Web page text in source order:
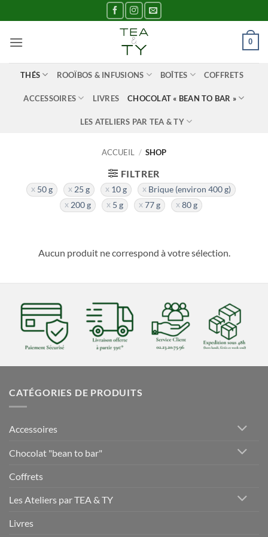
au
contenu
0
THÉS ROOÏBOS & INFUSIONS BOÎTES COFFRETS
ACCESSOIRES LIVRES CHOCOLAT « BEAN TO BAR »
LES ATELIERS PAR TEA & TY
ACCUEIL / SHOP
FILTRER
50 g 25 g 10 g
Brique (environ 400 g)
200 g
5 g 77 g 80 g
Aucun produit ne correspond à votre sélection.
CATÉGORIES DE PRODUITS
Accessoires
Chocolat "bean to bar"
Coffrets
Les Ateliers par TEA & TY
Livres